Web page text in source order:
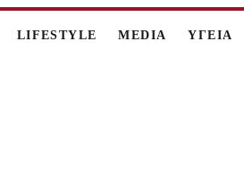
LIFESTYLE MEDIA ΥΓΕΙΑ